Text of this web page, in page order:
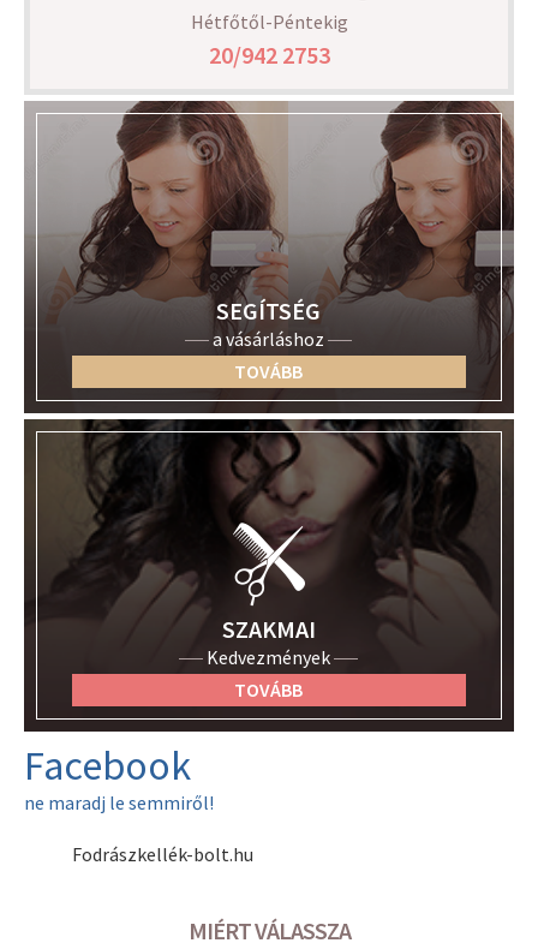
Hétfőtől-Péntekig
20/942 2753
SEGÍTSÉG
a vásárláshoz
TOVÁBB
SZAKMAI
Kedvezmények
TOVÁBB
Facebook
ne maradj le semmiről!
Fodrászkellék-bolt.hu
MIÉRT VÁLASSZA